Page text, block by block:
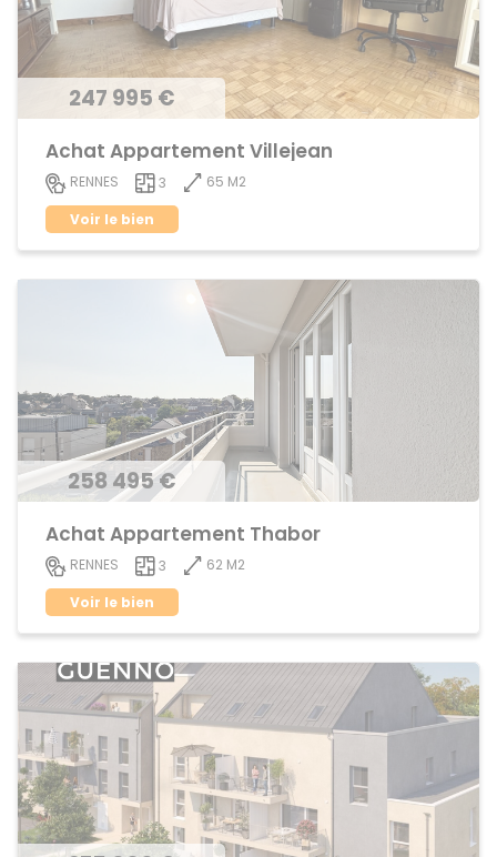
247 995 €
Achat Appartement Villejean
RENNES 3
65 M2
Voir le bien
258 495 €
Achat Appartement Thabor
RENNES 3
62 M2
Voir le bien